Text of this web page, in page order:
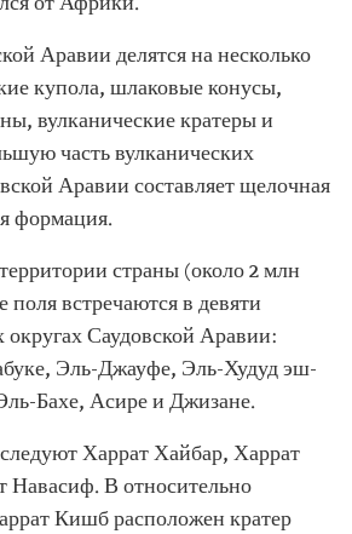
Аравии делятся на несколько
купола, шлаковые конусы,
вулканические кратеры и
часть вулканических
Аравии составляет щелочная
формация.
страны (около 2 млн
встречаются в девяти
Саудовской Аравии:
Эль-Джауфе, Эль-Худуд эш-
Бахе, Асире и Джизане.
Харрат Хайбар, Харрат
Навасиф. В относительно
Кишб расположен кратер